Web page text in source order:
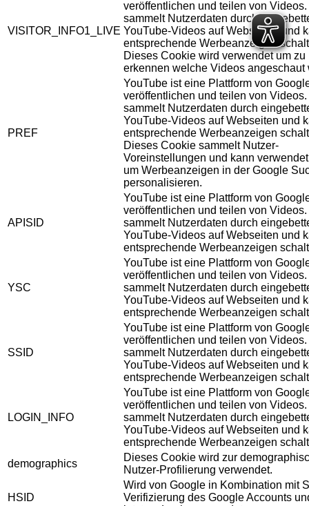
VISITOR_INFO1_LIVE
veröffentlichen und teilen von
sammelt Nutzerdaten durch
YouTube-Videos auf Webseiten und
entsprechende Werbeanzeigen
Dieses Cookie wird verwendet um zu
erkennen welche Videos angeschaut
PREF
YouTube ist eine Plattform von
veröffentlichen und teilen von
sammelt Nutzerdaten durch
YouTube-Videos auf Webseiten und
entsprechende Werbeanzeigen
Dieses Cookie sammelt Nutzer-
Voreinstellungen und kann
um Werbeanzeigen in der Google
personalisieren.
APISID
YouTube ist eine Plattform von
veröffentlichen und teilen von
sammelt Nutzerdaten durch
YouTube-Videos auf Webseiten und
entsprechende Werbeanzeigen
YSC
YouTube ist eine Plattform von
veröffentlichen und teilen von
sammelt Nutzerdaten durch
YouTube-Videos auf Webseiten und
entsprechende Werbeanzeigen
SSID
YouTube ist eine Plattform von
veröffentlichen und teilen von
sammelt Nutzerdaten durch
YouTube-Videos auf Webseiten und
entsprechende Werbeanzeigen
LOGIN_INFO
YouTube ist eine Plattform von
veröffentlichen und teilen von
sammelt Nutzerdaten durch
YouTube-Videos auf Webseiten und
entsprechende Werbeanzeigen
demographics
Dieses Cookie wird zur
Nutzer-Profilierung verwendet.
HSID
Wird von Google in Kombination mit
Verifizierung des Google Accounts